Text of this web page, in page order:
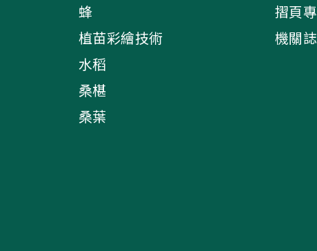
蜂
植苗彩繪技術
水稻
桑椹
桑葉
摺頁
機關誌